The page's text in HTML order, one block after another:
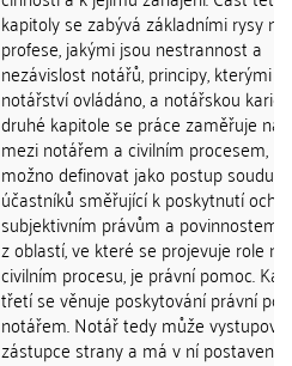
kapitoly se zabývá základními rysy
profese, jakými jsou nestrannost a
nezávislost notářů, principy, kterými je
notářství ovládáno, a notářskou
druhé kapitole se práce zaměřuje na
mezi notářem a civilním procesem,
možno definovat jako postup soudu a
účastníků směřující k poskytnutí
subjektivním právům a povinnostem.
z oblastí, ve které se projevuje role
civilním procesu, je právní pomoc.
třetí se věnuje poskytování právní
notářem. Notář tedy může
zástupce strany a má v ní postavení